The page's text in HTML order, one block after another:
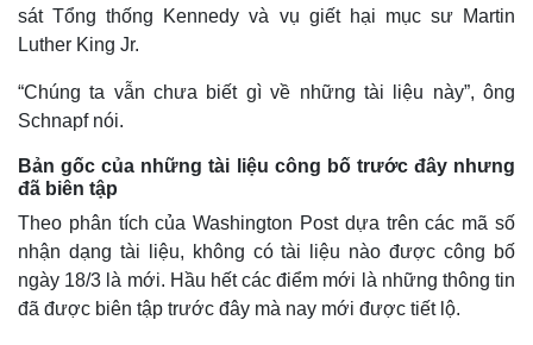
sát Tổng thống Kennedy và vụ giết hại mục sư Martin
Luther King Jr.
“Chúng ta vẫn chưa biết gì về những tài liệu này”, ông
Schnapf nói.
Bản gốc của những tài liệu công bố trước đây nhưng
đã biên tập
Theo phân tích của Washington Post dựa trên các mã số
nhận dạng tài liệu, không có tài liệu nào được công bố
ngày 18/3 là mới. Hầu hết các điểm mới là những thông tin
đã được biên tập trước đây mà nay mới được tiết lộ.